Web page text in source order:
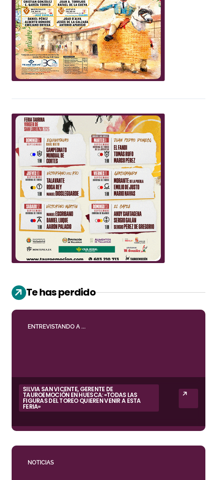
Te has perdido
ENTREVISTANDO A ...
SILVIA SAN VICENTE, GERENTE DE
TAUROEMOCIÓN EN HUESCA: «TODAS LAS
FIGURAS DEL TOREO QUIEREN VENIR A ESTA
FERIA»
NOTICIAS